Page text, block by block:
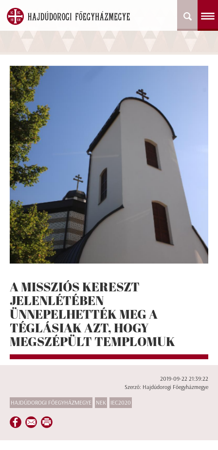
A MISSZIÓS KERESZT
JELENLÉTÉBEN
ÜNNEPELHETTÉK MEG A
TÉGLÁSIAK AZT, HOGY
MEGSZÉPÜLT TEMPLOMUK
2019-09-22 21:39:22
Szerző: Hajdúdorogi Főegyházmegye
HAJDÚDOROGI FŐEGYHÁZMEGYE NEK IEC2020